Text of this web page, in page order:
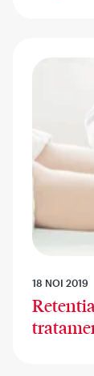
18 NOI 2019